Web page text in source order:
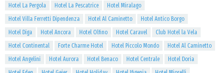
Hotel La Pergola
Hotel La Pescatrice
Hotel Miralago
Hotel Villa Ferretti Dipendenza
Hotel Al Caminetto
Hotel Antico Borgo
Hotel Diga
Hotel Ancora Hotel Olfino Hotel Caravel
Club Hotel la Vela
Hotel Continental
Forte Charme Hotel Hotel Piccolo Mondo
Hotel Al Caminetto
Hotel Angelini
Hotel Aurora Hotel Benaco Hotel Centrale
Hotel Doria